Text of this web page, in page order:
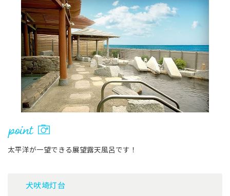
太平洋が一望できる展望露天風呂です！
犬吠埼灯台